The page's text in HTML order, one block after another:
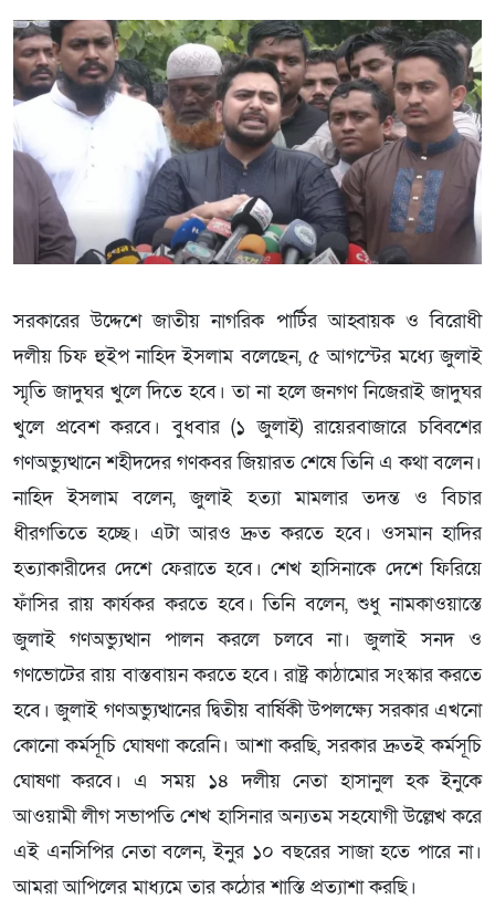
সরকারের উদ্দেশে জাতীয় নাগরিক পার্টির আহ্বায়ক ও বিরোধী
দলীয় চিফ হুইপ নাহিদ ইসলাম বলেছেন, ৫ আগস্টের মধ্যে জুলাই
স্মৃতি জাদুঘর খুলে দিতে হবে। তা না হলে জনগণ নিজেরাই জাদুঘর
খুলে প্রবেশ করবে। বুধবার (১ ‍জুলাই) রায়েরবাজারে চব্বিশের
গণঅভ্যুত্থানে শহীদদের গণকবর জিয়ারত শেষে তিনি এ কথা বলেন।
নাহিদ ইসলাম বলেন, জুলাই হত্যা মামলার তদন্ত ও বিচার
ধীরগতিতে হচ্ছে। এটা আরও দ্রুত করতে হবে। ওসমান হাদির
হত্যাকারীদের দেশে ফেরাতে হবে। শেখ হাসিনাকে দেশে ফিরিয়ে
ফাঁসির রায় কার্যকর করতে হবে। তিনি বলেন, শুধু নামকাওয়াস্তে
জুলাই গণঅভ্যুত্থান পালন করলে চলবে না। জুলাই সনদ ও
গণভোটের রায় বাস্তবায়ন করতে হবে। রাষ্ট্র কাঠামোর সংস্কার করতে
হবে। জুলাই গণঅভ্যুত্থানের দ্বিতীয় বার্ষিকী উপলক্ষ্যে সরকার এখনো
কোনো কর্মসূচি ঘোষণা করেনি। আশা করছি, সরকার দ্রুতই কর্মসূচি
ঘোষণা করবে। এ সময় ১৪ দলীয় নেতা হাসানুল হক ইনুকে
আওয়ামী লীগ সভাপতি শেখ হাসিনার অন্যতম সহযোগী উল্লেখ করে
এই এনসিপির নেতা বলেন, ইনুর ১০ বছরের সাজা হতে পারে না।
আমরা আপিলের মাধ্যমে তার কঠোর শাস্তি প্রত্যাশা করছি।